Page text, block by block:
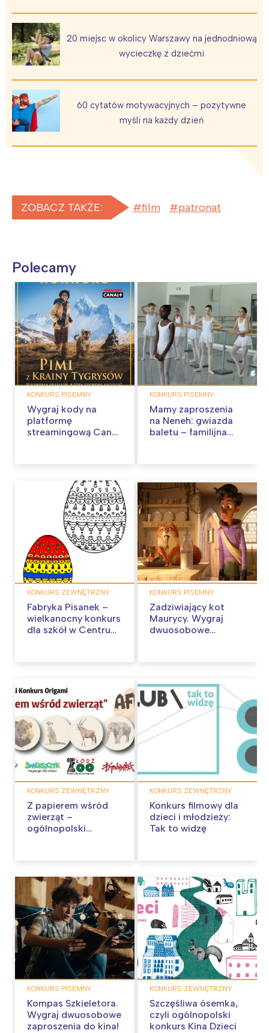
20 miejsc w okolicy Warszawy na jednodniową
wycieczkę z dziećmi
60 cytatów motywacyjnych – pozytywne
myśli na każdy dzień
ZOBACZ TAKŻE: film patronat
Polecamy
KONKURS PISEMNY
Wygraj kody na
platformę
streamingową Canal
KONKURS PISEMNY
Mamy zaproszenia
na Neneh: gwiazda
baletu – familijna
KONKURS ZEWNĘTRZNY
Fabryka Pisanek –
wielkanocny konkurs
dla szkół w Centrum
KONKURS PISEMNY
Zadziwiający kot
Maurycy. Wygraj
dwuosobowe
KONKURS ZEWNĘTRZNY
Z papierem wśród
zwierząt –
ogólnopolski
KONKURS ZEWNĘTRZNY
Konkurs filmowy dla
dzieci i młodzieży:
Tak to widzę
KONKURS PISEMNY
Kompas Szkieletora.
Wygraj dwuosobowe
zaproszenia do kina!
KONKURS ZEWNĘTRZNY
Szczęśliwa ósemka,
czyli ogólnopolski
konkurs Kina Dzieci